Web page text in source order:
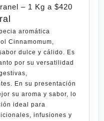
– 1 Kg a $420
aromática
Cinnamomum
dulce y cálido. Es
por su versatilidad
. En su presentación
su aroma y sabor , lo
ideal para
infusiones y